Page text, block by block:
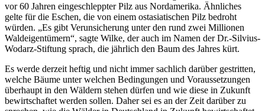
vor 60 Jahren eingeschleppter Pilz aus Nordamerika. Ähnliches
gelte für die Eschen, die von einem ostasiatischen Pilz bedroht
würden. „Es gibt Verunsicherung unter den rund zwei Millionen
Waldeigentümern“, sagte Wilke, der auch im Namen der Dr.-Silvius-
Wodarz-Stiftung sprach, die jährlich den Baum des Jahres kürt.
Es werde derzeit heftig und nicht immer sachlich darüber gestritten,
welche Bäume unter welchen Bedingungen und Voraussetzungen
überhaupt in den Wäldern stehen dürfen und wie diese in Zukunft
bewirtschaftet werden sollen. Daher sei es an der Zeit darüber zu